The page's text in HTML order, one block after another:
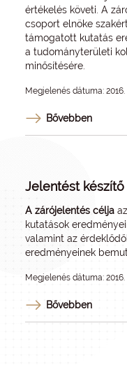
értékelés követi. A
csoport elnöke
támogatott kutatás
a tudományterületi
minősítésére.
Megjelenés dátuma: 2016.
Bővebben
Jelentést
A zárójelentés célja
kutatások
valamint az
eredményeinek
Megjelenés dátuma: 2016.
Bővebben